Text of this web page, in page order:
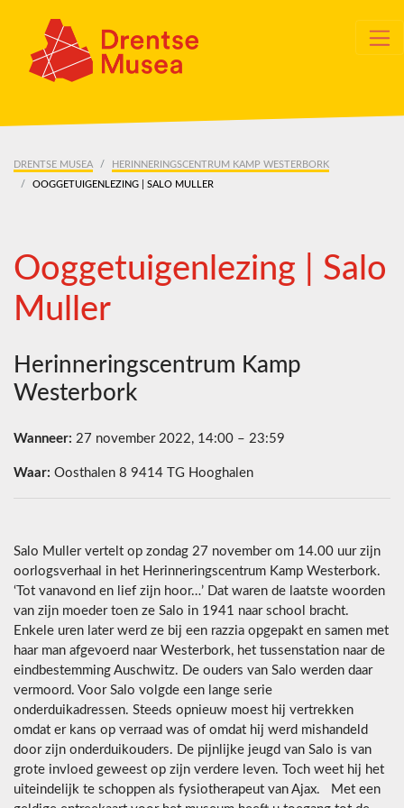
DRENTSE MUSEA
HERINNERINGSCENTRUM KAMP WESTERBORK
OOGGETUIGENLEZING | SALO MULLER
Ooggetuigenlezing | Salo
Muller
Herinneringscentrum Kamp
Westerbork
Wanneer: 27 november 2022, 14:00 – 23:59
Waar: Oosthalen 8 9414 TG Hooghalen
Salo Muller vertelt op zondag 27 november om 14.00 uur zijn
oorlogsverhaal in het Herinneringscentrum Kamp Westerbork.
‘Tot vanavond en lief zijn hoor…’ Dat waren de laatste woorden
van zijn moeder toen ze Salo in 1941 naar school bracht.
Enkele uren later werd ze bij een razzia opgepakt en samen met
haar man afgevoerd naar Westerbork, het tussenstation naar de
eindbestemming Auschwitz. De ouders van Salo werden daar
vermoord. Voor Salo volgde een lange serie
onderduikadressen. Steeds opnieuw moest hij vertrekken
omdat er kans op verraad was of omdat hij werd mishandeld
door zijn onderduikouders. De pijnlijke jeugd van Salo is van
grote invloed geweest op zijn verdere leven. Toch weet hij het
uiteindelijk te schoppen als fysiotherapeut van Ajax. Met een